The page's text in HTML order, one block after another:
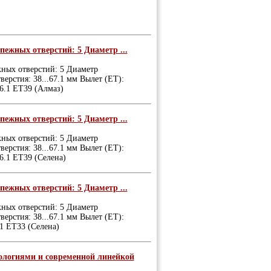
отверстий: 5 Диаметр ...
отверстий: 5 Диаметр
38...67.1 мм Вылет (ET):
ET39 (Алмаз)
отверстий: 5 Диаметр ...
отверстий: 5 Диаметр
38...67.1 мм Вылет (ET):
ET39 (Селена)
отверстий: 5 Диаметр ...
отверстий: 5 Диаметр
38...67.1 мм Вылет (ET):
ET33 (Селена)
и современной линейкой